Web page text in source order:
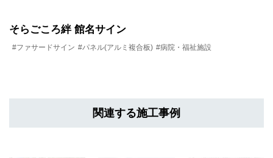
そらごころ絆 館名サイン
#ファサードサイン #パネル(アルミ複合板) #病院・福祉施設
関連する施工事例